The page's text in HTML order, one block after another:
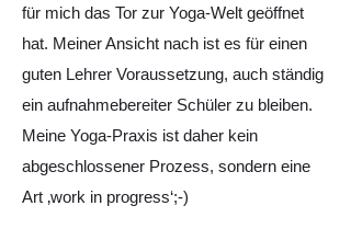
für mich das Tor zur Yoga-Welt geöffnet
hat. Meiner Ansicht nach ist es für einen
guten Lehrer Voraussetzung, auch ständig
ein aufnahmebereiter Schüler zu bleiben.
Meine Yoga-Praxis ist daher kein
abgeschlossener Prozess, sondern eine
Art ‚work in progress‘;-)